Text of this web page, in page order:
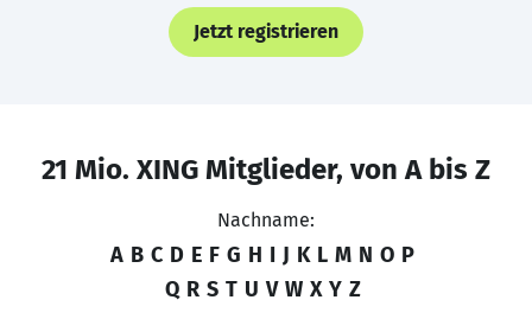
Jetzt registrieren
21 Mio. XING Mitglieder, von A bis Z
Nachname:
A B C D E F G H I J K L M N O P
Q R S T U V W X Y Z